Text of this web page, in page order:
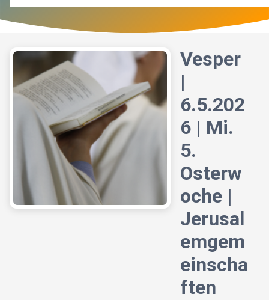
Vesper
|
6.5.202
6 | Mi.
5.
Osterw
oche |
Jerusal
emgem
einscha
ften